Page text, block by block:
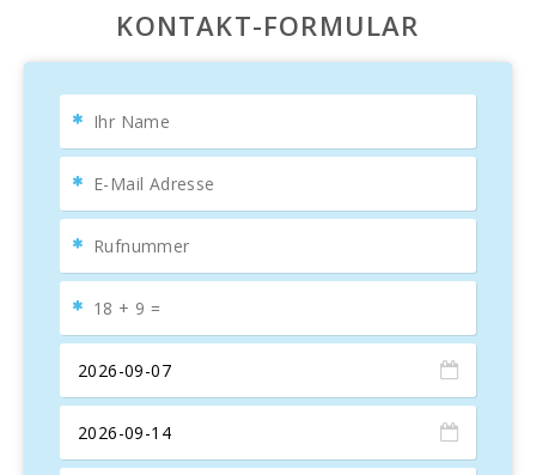
Die Küche ist vollständig ausgestattet mit einem Ofen,
Gasherd, Mikrowelle, Geschirrspüler, Wasserkocher,
hausgemachte Gerichte zuzubereiten. Darüber hinaus gibt
Komfort und Privatsphäre für alle Gäste gewährleisten.
Bevorzugte Lage
Die Unterkunft liegt in einer beneidenswerten Lage direkt
familienfreundlichen Gegend. Hier finden sich verschiedene
Freizeitmöglichkeiten wie Wassersportarten, Restaurants,
Cafés, Boutiquen, Spielplätze und Pools. Auch Banken,
medizinische Zentren und Supermärkte sind in der Nähe,
Für Naturfreunde gibt es zahlreiche Küstenwege und
Promenaden, die frische Luft bieten und es ermöglichen,
KONTAKT-FORMULAR